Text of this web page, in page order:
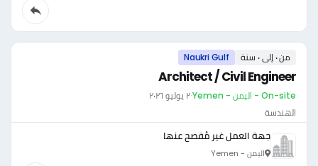
من ٠ إلى ٠ سنة Naukri Gulf
Architect / Civil Engineer
On-site - اليمن - Yemen ·٢ يوليو ٢٠٢٦
الهندسة
جهة العمل غير مُفصح عنها
اليمن - Yemen